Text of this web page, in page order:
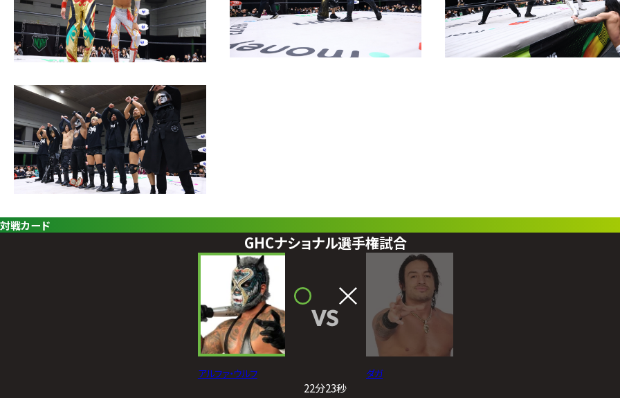
対戦カード
GHCナショナル選手権試合
アルファ・ウルフ
VS
ダガ
22分23秒